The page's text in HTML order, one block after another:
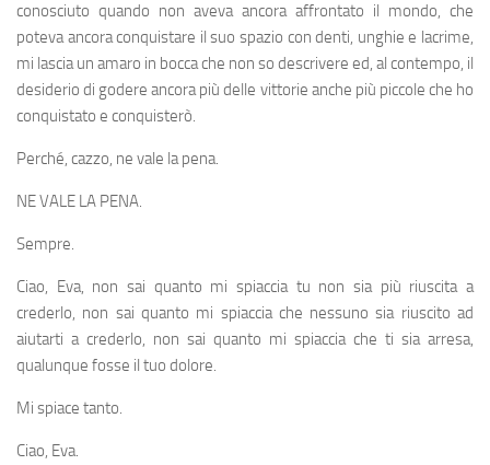
conosciuto quando non aveva ancora affrontato il mondo, che
poteva ancora conquistare il suo spazio con denti, unghie e lacrime,
mi lascia un amaro in bocca che non so descrivere ed, al contempo, il
desiderio di godere ancora più delle vittorie anche più piccole che ho
conquistato e conquisterò.
Perché, cazzo, ne vale la pena.
NE VALE LA PENA.
Sempre.
Ciao, Eva, non sai quanto mi spiaccia tu non sia più riuscita a
crederlo, non sai quanto mi spiaccia che nessuno sia riuscito ad
aiutarti a crederlo, non sai quanto mi spiaccia che ti sia arresa,
qualunque fosse il tuo dolore.
Mi spiace tanto.
Ciao, Eva.